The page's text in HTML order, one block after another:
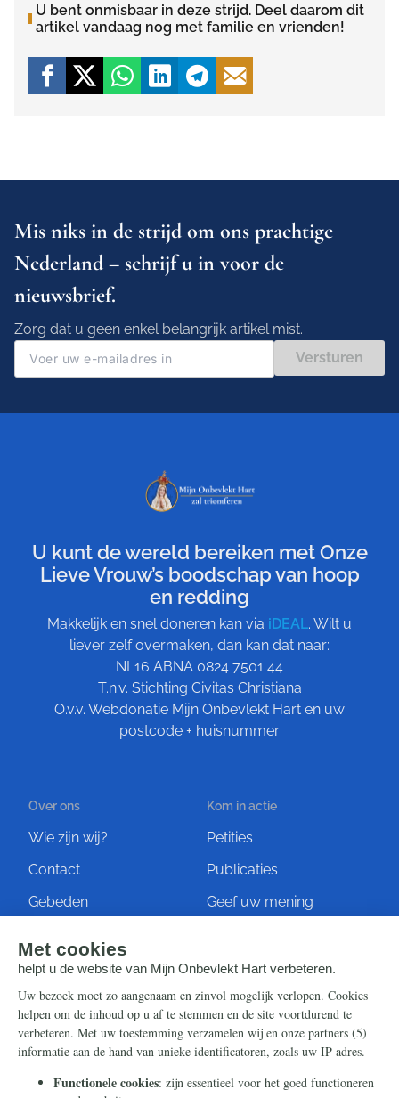
U bent onmisbaar in deze strijd. Deel daarom dit
artikel vandaag nog met familie en vrienden!
Mis niks in de strijd om ons prachtige
Nederland – schrijf u in voor de
nieuwsbrief.
Zorg dat u geen enkel belangrijk artikel mist.
Versturen
U kunt de wereld bereiken met Onze
Lieve Vrouw’s boodschap van hoop
en redding
Makkelijk en snel doneren kan via iDEAL. Wilt u
liever zelf overmaken, dan kan dat naar:
NL16 ABNA 0824 7501 44
T.n.v. Stichting Civitas Christiana
O.v.v. Webdonatie Mijn Onbevlekt Hart en uw
postcode + huisnummer
Over ons
Wie zijn wij?
Contact
Gebeden
Kom in actie
Petities
Publicaties
Geef uw mening
Steun ons
Nieuwsbrief
Eenmalig
Maandelijks
Info
Contact
Ontvang onze Telegram-
berichten